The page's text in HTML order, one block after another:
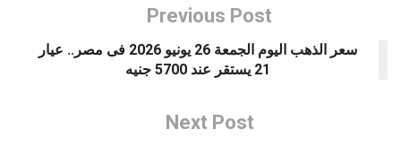
Previous Post
سعر الذهب اليوم الجمعة 26 يونيو 2026 فى مصر.. عيار
21 يستقر عند 5700 جنيه
Next Post